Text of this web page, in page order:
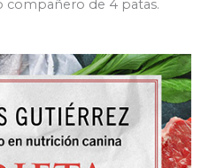
compañero de 4 patas.